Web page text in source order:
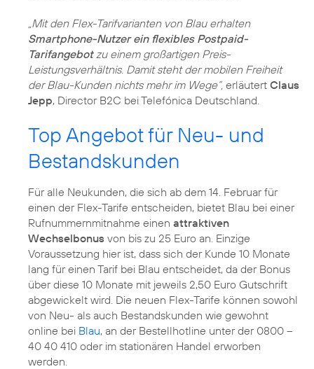
„Mit den Flex-Tarifvarianten von Blau erhalten
Smartphone-Nutzer ein flexibles Postpaid-
Tarifangebotzu einem großartigen Preis-
Leistungsverhältnis. Damit steht der mobilen Freiheit
der Blau-Kunden nichts mehr im Wege“, erläutert Claus
Jepp, Director B2C bei Telefónica Deutschland.
Top Angebot für Neu- und
Bestandskunden
Für alle Neukunden, die sich ab dem 14. Februar für
einen der Flex-Tarife entscheiden, bietet Blau bei einer
Rufnummernmitnahme einen attraktiven
Wechselbonus von bis zu 25 Euro an. Einzige
Voraussetzung hier ist, dass sich der Kunde 10 Monate
lang für einen Tarif bei Blau entscheidet, da der Bonus
über diese 10 Monate mit jeweils 2,50 Euro Gutschrift
abgewickelt wird. Die neuen Flex-Tarife können sowohl
von Neu- als auch Bestandskunden wie gewohnt
online bei Blau, an der Bestellhotline unter der 0800 –
40 40 410 oder im stationären Handel erworben
werden.